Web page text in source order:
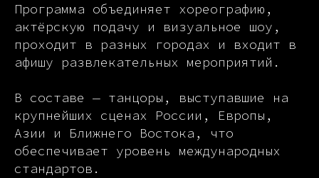
Программа объединяет хореографию,
актёрскую подачу и визуальное шоу,
проходит в разных городах и входит в
афишу развлекательных мероприятий.
В составе — танцоры, выступавшие на
крупнейших сценах России, Европы,
Азии и Ближнего Востока, что
обеспечивает уровень международных
стандартов.